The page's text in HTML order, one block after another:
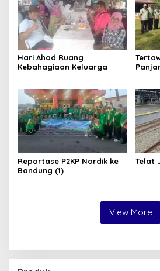
Hari Ahad Ruang
Kebahagiaan Keluarga
Reportase P2KP Nordik ke
Bandung (1)
Telat
View More